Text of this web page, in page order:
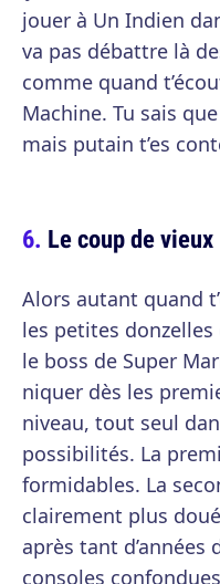
jouer à Un Indien
va pas débattre là
comme quand
Machine. Tu sais
mais putain t’es
Le coup de vieux
Alors autant quand
les petites
le boss de Super
niquer dès les
niveau, tout seul
possibilités. La
formidables. La
clairement plus
après tant d’années
consoles